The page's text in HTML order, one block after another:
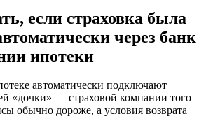
если страховка была
через банк
ипотеки
автоматически подключают
«дочки» — страховой компании того
обычно дороже, а условия возврата